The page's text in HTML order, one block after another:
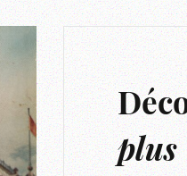
plus